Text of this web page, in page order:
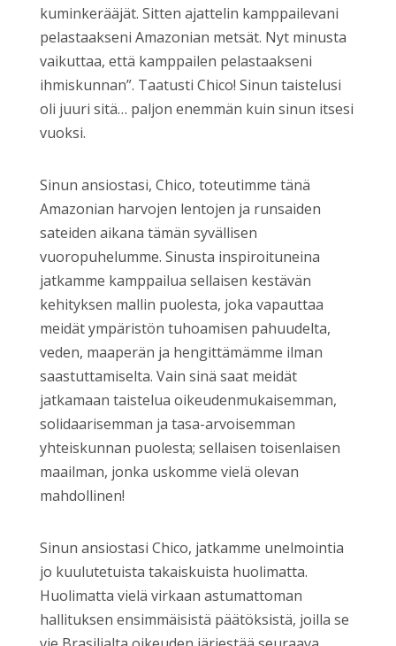
kuminkerääjät. Sitten ajattelin kamppailevani
pelastaakseni Amazonian metsät. Nyt minusta
vaikuttaa, että kamppailen pelastaakseni
ihmiskunnan”. Taatusti Chico! Sinun taistelusi
oli juuri sitä… paljon enemmän kuin sinun itsesi
vuoksi.
Sinun ansiostasi, Chico, toteutimme tänä
Amazonian harvojen lentojen ja runsaiden
sateiden aikana tämän syvällisen
vuoropuhelumme. Sinusta inspiroituneina
jatkamme kamppailua sellaisen kestävän
kehityksen mallin puolesta, joka vapauttaa
meidät ympäristön tuhoamisen pahuudelta,
veden, maaperän ja hengittämämme ilman
saastuttamiselta. Vain sinä saat meidät
jatkamaan taistelua oikeudenmukaisemman,
solidaarisemman ja tasa-arvoisemman
yhteiskunnan puolesta; sellaisen toisenlaisen
maailman, jonka uskomme vielä olevan
mahdollinen!
Sinun ansiostasi Chico, jatkamme unelmointia
jo kuulutetuista takaiskuista huolimatta.
Huolimatta vielä virkaan astumattoman
hallituksen ensimmäisistä päätöksistä, joilla se